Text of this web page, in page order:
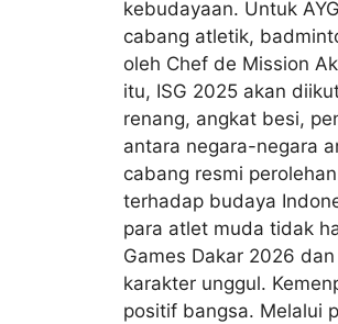
kebudayaan. Untuk
cabang atletik,
oleh Chef de Mission
itu, ISG 2025 akan
renang, angkat besi,
antara negara-negara
cabang resmi
terhadap budaya
para atlet muda tidak
Games Dakar 2026
karakter unggul.
positif bangsa. Melalui